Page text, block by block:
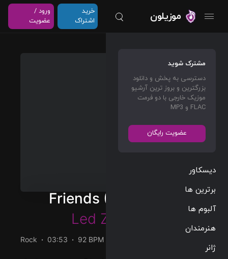
موزیلون
خرید
اشتراک
ورود /
عضویت
مشترک شوید
دسترسی به پخش و دانلود
بزرگترین و بروز ترین آرشیو
موزیک خارجی با دو فرمت
FLAC و MP3
عضویت رایگان
دیسکاور
برترین ها
آلبوم ها
هنرمندان
ژانر
Friends (Remaster)
Led Zeppelin
Rock 03:53 92 BPM